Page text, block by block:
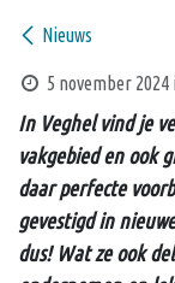
Nieuws
5 november 2024
In Veghel vind je
vakgebied en ook
daar perfecte
gevestigd in
dus! Wat ze ook